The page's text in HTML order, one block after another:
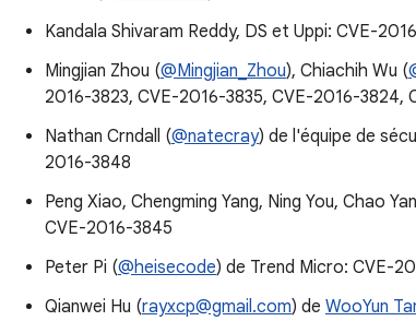
Kandala Shivaram Reddy, DS et Uppi: CVE-
Mingjian Zhou (@Mingjian_Zhou), Chiachih Wu (
2016-3823, CVE-2016-3835, CVE-2016-3824,
Nathan Crndall (@natecray) de l'équipe de
2016-3848
Peng Xiao, Chengming Yang, Ning You, Chao
CVE-2016-3845
Peter Pi (@heisecode) de Trend Micro: CVE-
Qianwei Hu (rayxcp@gmail.com) de WooYun